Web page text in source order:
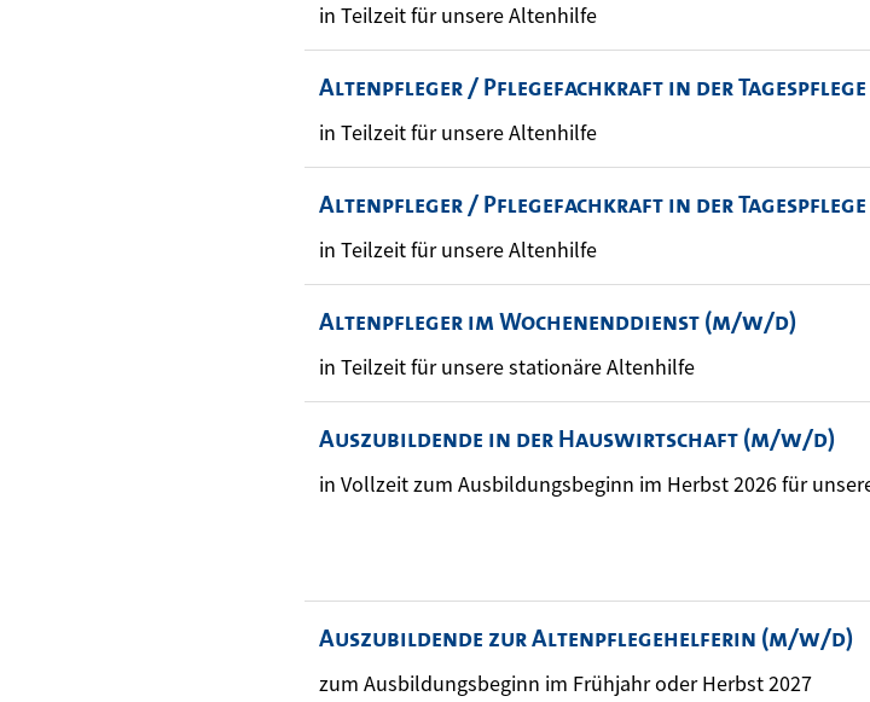
in Teilzeit für unsere Altenhilfe
Altenpfleger / Pflegefachkraft in der
in Teilzeit für unsere Altenhilfe
Altenpfleger / Pflegefachkraft in der
in Teilzeit für unsere Altenhilfe
Altenpfleger im Wochenenddienst (m/w/d)
in Teilzeit für unsere stationäre Altenhilfe
Auszubildende in der Hauswirtschaft (m/w/d)
in Vollzeit zum Ausbildungsbeginn im Herbst 2026 für
Auszubildende zur Altenpflegehelferin (m/w/d)
zum Ausbildungsbeginn im Frühjahr oder Herbst 2027